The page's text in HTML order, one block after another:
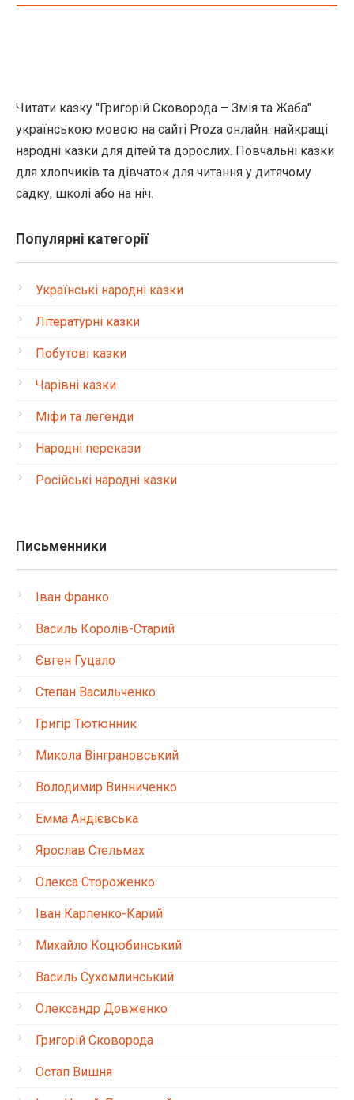
Читати казку "Григорій Сковорода – Змія та Жаба"
українською мовою на сайті Proza онлайн: найкращі
народні казки для дітей та дорослих. Повчальні казки
для хлопчиків та дівчаток для читання у дитячому
садку, школі або на ніч.
Популярні категорії
Українські народні казки
Літературні казки
Побутові казки
Чарівні казки
Міфи та легенди
Народні перекази
Російські народні казки
Письменники
Іван Франко
Василь Королів-Старий
Євген Гуцало
Степан Васильченко
Григір Тютюнник
Микола Вінграновський
Володимир Винниченко
Емма Андієвська
Ярослав Стельмах
Олекса Стороженко
Іван Карпенко-Карий
Михайло Коцюбинський
Василь Сухомлинський
Олександр Довженко
Григорій Сковорода
Остап Вишня